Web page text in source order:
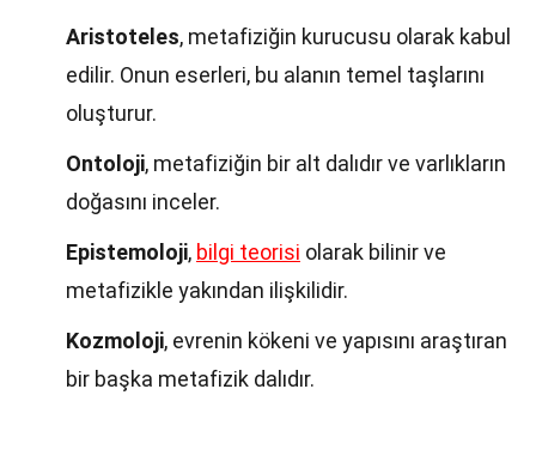
Aristoteles, metafiziğin kurucusu olarak kabul
edilir. Onun eserleri, bu alanın temel taşlarını
oluşturur.
Ontoloji, metafiziğin bir alt dalıdır ve varlıkların
doğasını inceler.
Epistemoloji, bilgi teorisi olarak bilinir ve
metafizikle yakından ilişkilidir.
Kozmoloji, evrenin kökeni ve yapısını araştıran
bir başka metafizik dalıdır.